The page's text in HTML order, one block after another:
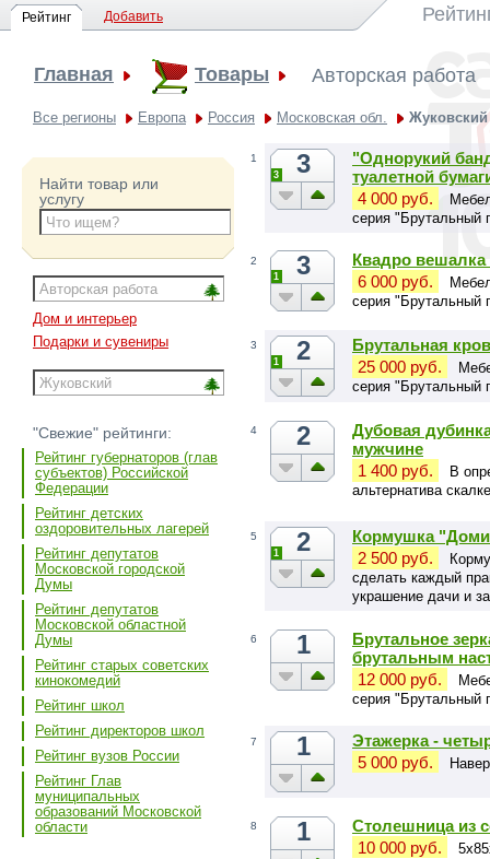
Рейтинг Добавить
Главная Товары Авторская работа
Все регионы Европа Россия Московская обл. Жуковский
Найти товар или
услугу
Дом и интерьер
Подарки и сувениры
"Свежие" рейтинги:
Рейтинг губернаторов (глав
субъектов) Российской
Федерации
Рейтинг детских
оздоровительных лагерей
Рейтинг депутатов
Московской городской
Думы
Рейтинг депутатов
Московской областной
Думы
Рейтинг старых советских
кинокомедий
Рейтинг школ
Рейтинг директоров школ
Рейтинг вузов России
Рейтинг Глав
муниципальных
образований Московской
области
1 3
3
"Однорукий
туалетной
4 000 руб.
серия "Брутальный
2 3
1
Квадро вешалка
6 000 руб.
серия "Брутальный
3 2
1
Брутальная
25 000 руб.
серия "Брутальный
4 2
Дубовая
мужчине
1 400 руб.
В
альтернатива
5 2
1
Кормушка
2 500 руб.
сделать каждый
украшение дачи и
6 1
Брутальное
брутальным
12 000 руб.
серия "Брутальный
7 1
Этажерка -
5 000 руб.
8 1
Столешница из
10 000 руб.